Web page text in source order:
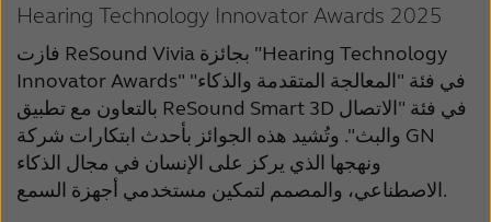
Hearing Technology Innovator Awards 2025
فازت ReSound Vivia بجائزة "Hearing Technology
Innovator Awards" في فئة "المعالجة المتقدمة والذكاء"
بالتعاون مع تطبيق ReSound Smart 3D في فئة "الاتصال
والبث". وتُشيد هذه الجوائز بأحدث ابتكارات شركة GN
ونهجها الذي يركز على الإنسان في مجال الذكاء
الاصطناعي، والمصمم لتمكين مستخدمي أجهزة السمع.